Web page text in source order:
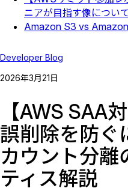
ニアが目指す像につい
Amazon S3 vs
Developer Blog
2026年3月21日
【AWS SAA
誤削除を防ぐ
カウント分離
ティス解説